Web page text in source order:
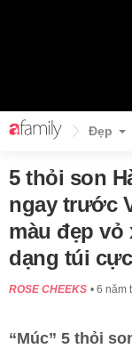
Đẹp
5 thỏi son
ngay trước
màu đẹp vỏ
dạng túi
ROSE CHEEKS 6 năm
“Múc” 5 thỏi